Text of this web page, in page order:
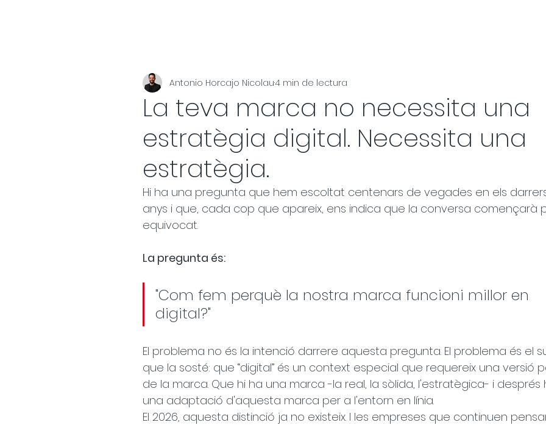
La teva marca no necessita una
estratègia digital. Necessita una
estratègia.
Antonio Horcajo Nicolau4 min de lectura
Hi ha una pregunta que hem escoltat centenars de vegades en els
anys i que, cada cop que apareix, ens indica que la conversa començarà
equivocat.
La pregunta és:
"Com fem perquè la nostra marca funcioni millor en
digital?"
El problema no és la intenció darrere aquesta pregunta. El problema és el
que la sosté: que “digital” és un context especial que requereix una versió
de la marca. Que hi ha una marca -la real, la sòlida, l'estratègica- i
una adaptació d'aquesta marca per a l'entorn en línia.
El 2026, aquesta distinció ja no existeix. I les empreses que continuen